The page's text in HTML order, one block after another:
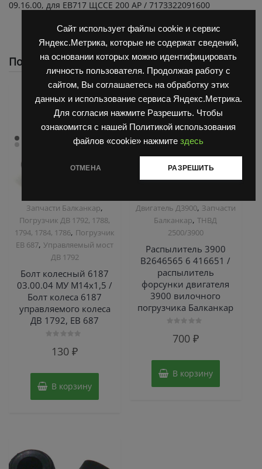
Сайт использует файлы cookie и сервис
Яндекс.Метрика, которые не содержат сведений,
на основании которых можно идентифицировать
личность пользователя. Продолжая работу с
сайтом, Вы соглашаетесь на обработку этих
данных и использование сервиса Яндекс.Метрика.
Для согласия нажмите Разрешить. Чтобы
ознакомится с нашей Политикой использования
файлов «cookie» нажмите здесь
ОТМЕНА РАЗРЕШИТЬ
09.16.00, для ЕВ717 ЩССЕ 200 АР / 7173322091600
Похожие
Запчасти Балканкар,
Погрузчик ДВ 1792, 1788,
1794, 1784, 1786, Погрузчик
ЕВ 687,Управляемый мост
ДВ 1792
Болт колесный 6187
03.00.04 МУ М14х1,5 /
Болт колеса 6187
управляемого колеса
ДВ 1792, ЕВ 687
130₽
В корзину
Двигатель Д3900, Запчасти
Балканкар,ТНВД
2500/3900
Распылитель 3900
B2646565 6 416651 /
распылитель
форсунки двигателя
3900 вилочного
погрузчика Балканкар
700 ₽
В корзину